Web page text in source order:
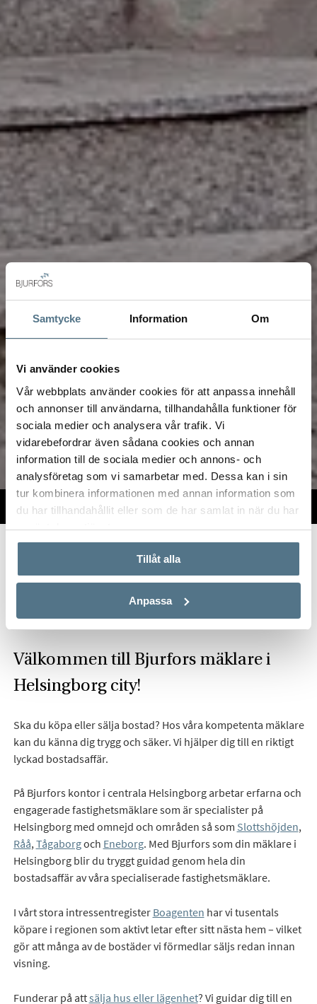
Samtycke Information Om
Vi använder cookies
Vår webbplats använder cookies för att anpassa innehåll
och annonser till användarna, tillhandahålla funktioner för
sociala medier och analysera vår trafik. Vi
vidarebefordrar även sådana cookies och annan
information till de sociala medier och annons- och
analysföretag som vi samarbetar med. Dessa kan i sin
tur kombinera informationen med annan information som
du har tillhandahållit eller som de har samlat in när du har
använt deras tjänster.
Tillåt alla
Anpassa
TILL SALU VI PÅ KONTORET VÄRDERA
Hitta mäklare i Helsingborg
Välkommen till Bjurfors mäklare i
Helsingborg city!
Ska du köpa eller sälja bostad? Hos våra kompetenta mäklare
kan du känna dig trygg och säker. Vi hjälper dig till en riktigt
lyckad bostadsaffär.
På Bjurfors kontor i centrala Helsingborg arbetar erfarna och
engagerade fastighetsmäklare som är specialister på
Helsingborg med omnejd och områden så som Slottshöjden,
Råå,Tågaborgoch Eneborg. Med Bjurfors som din mäklare i
Helsingborg blir du tryggt guidad genom hela din
bostadsaffär av våra specialiserade fastighetsmäklare.
I vårt stora intressentregister Boagenten har vi tusentals
köpare i regionen som aktivt letar efter sitt nästa hem – vilket
gör att många av de bostäder vi förmedlar säljs redan innan
visning.
Funderar på attsälja hus eller lägenhet? Vi guidar dig till en